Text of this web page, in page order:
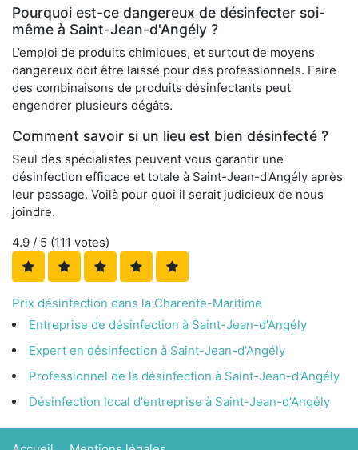
Pourquoi est-ce dangereux de désinfecter soi-
même à Saint-Jean-d'Angély ?
L’emploi de produits chimiques, et surtout de moyens
dangereux doit être laissé pour des professionnels. Faire
des combinaisons de produits désinfectants peut
engendrer plusieurs dégâts.
Comment savoir si un lieu est bien désinfecté ?
Seul des spécialistes peuvent vous garantir une
désinfection efficace et totale à Saint-Jean-d'Angély après
leur passage. Voilà pour quoi il serait judicieux de nous
joindre.
4.9 / 5 (111 votes)
Prix désinfection dans la Charente-Maritime
Entreprise de désinfection à Saint-Jean-d'Angély
Expert en désinfection à Saint-Jean-d'Angély
Professionnel de la désinfection à Saint-Jean-d'Angély
Désinfection local d'entreprise à Saint-Jean-d'Angély